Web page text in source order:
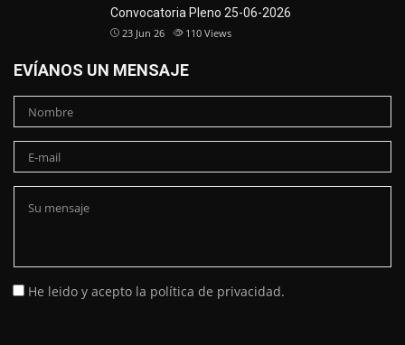
Convocatoria Pleno 25-06-2026
23 Jun 26 110 Views
EVÍANOS UN MENSAJE
He leido y acepto la política de privacidad.